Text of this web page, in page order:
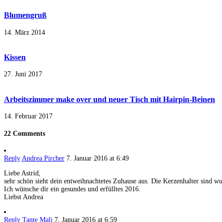
Blumengruß
14. März 2014
Kissen
27. Juni 2017
Arbeitszimmer make over und neuer Tisch mit Hairpin-Beinen
14. Februar 2017
22 Comments
Reply Andrea Pircher 7. Januar 2016 at 6:49
Liebe Astrid,
sehr schön sieht dein entweihnachtetes Zuhause aus. Die Kerzenhalter sind
Ich wünsche dir ein gesundes und erfülltes 2016.
Liebst Andrea
Reply Tante Mali 7. Januar 2016 at 6:59